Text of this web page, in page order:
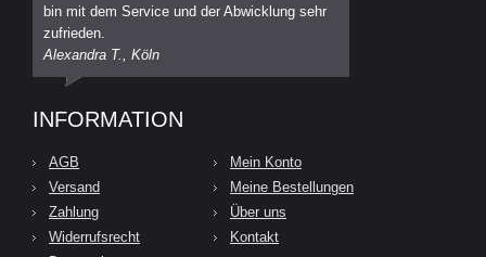
bin mit dem Service und der Abwicklung sehr
zufrieden.
Alexandra T., Köln
INFORMATION
AGB
Versand
Zahlung
Widerrufsrecht
Mein Konto
Meine Bestellungen
Über uns
Kontakt